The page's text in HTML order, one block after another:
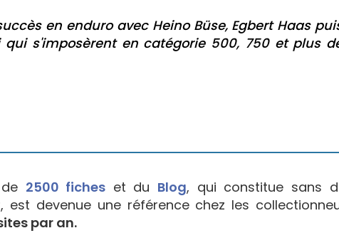
en enduro avec Heino Büse, Egbert Haas
qui s'imposèrent en catégorie 500, 750 et plus
2500 fiches et du Blog, qui constitue sans
est devenue une référence chez les
par an.